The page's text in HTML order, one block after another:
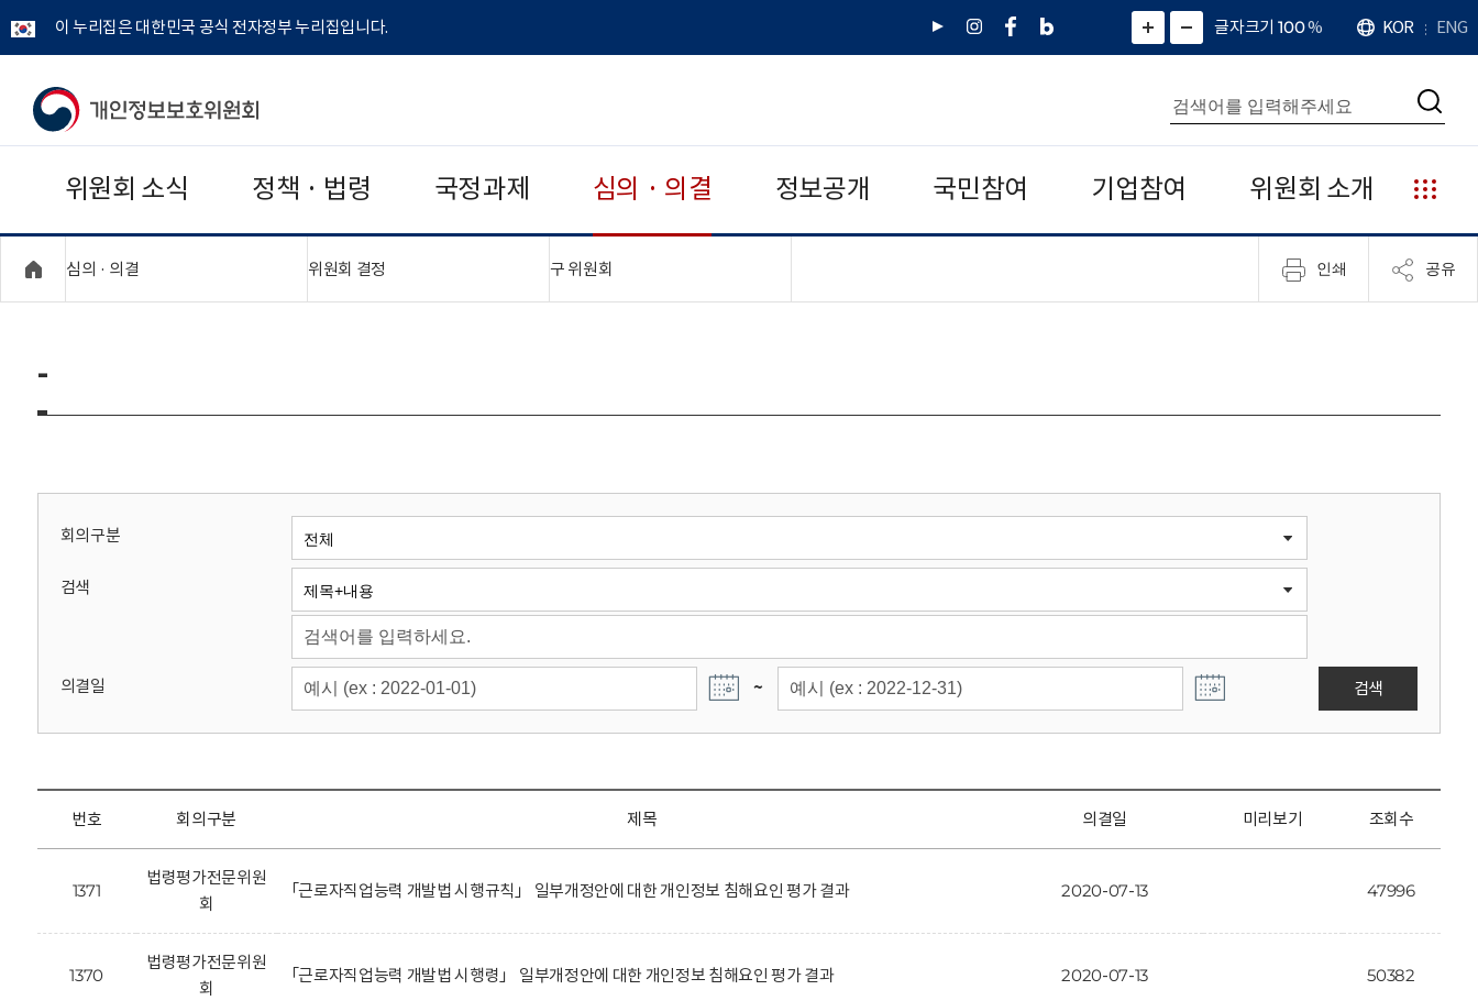
이 누리집은 대한민국 공식 전자정부 누리집입니다.
유
인
페
네
그
)
화
면
면
소
확
대
치
글자크기 100%
언
어
KOR ENG
개
보
보
위
회
통
합
검
색
검
위원회 소식 정책 · 법령 국정과제 심의 · 의결 정보공개 국민참여 기업참여 위원회 소개
누
리
집
안
심의 · 의결 위원회 결정 구 위원회 인쇄 공유
-
회의구분
검색
의결일 ~ 검색
번호 회의구분 제목 의결일 미리보기 조회수
1371
법령평가전문위원
회
「근로자직업능력 개발법 시행규칙」 일부개정안에 대한 개인정보 침해요인 평가 결과 2020-07-13 47996
1370
법령평가전문위원
회
「근로자직업능력 개발법 시행령」 일부개정안에 대한 개인정보 침해요인 평가 결과 2020-07-13 50382